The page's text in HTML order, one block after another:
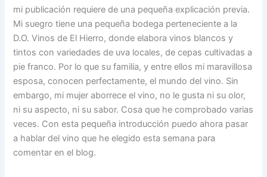
mi publicación requiere de una pequeña explicación previa.
Mi suegro tiene una pequeña bodega perteneciente a la
D.O. Vinos de El Hierro, donde elabora vinos blancos y
tintos con variedades de uva locales, de cepas cultivadas a
pie franco. Por lo que su familia, y entre ellos mi maravillosa
esposa, conocen perfectamente, el mundo del vino. Sin
embargo, mi mujer aborrece el vino, no le gusta ni su olor,
ni su aspecto, ni su sabor. Cosa que he comprobado varias
veces. Con esta pequeña introducción puedo ahora pasar
a hablar del vino que he elegido esta semana para
comentar en el blog.